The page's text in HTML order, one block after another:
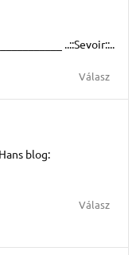
..::Sevoir::..
Válasz
blog:
Válasz